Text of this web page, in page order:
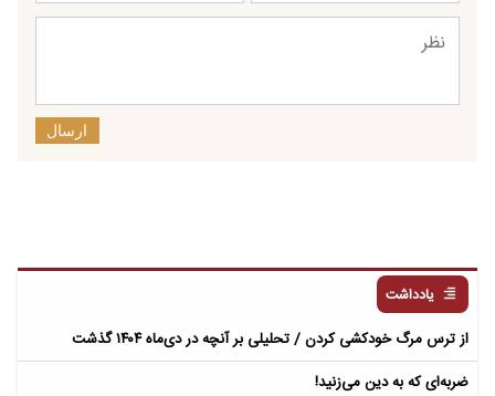
ارسال
یادداشت
از ترس مرگ خودکشی کردن / تحلیلی بر آنچه در دی‌ماه ۱۴۰۴ گذشت
ضربه‌ای که به دین می‌زنید!